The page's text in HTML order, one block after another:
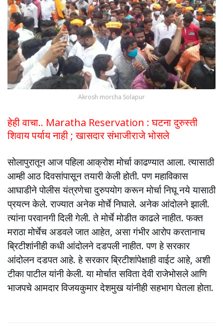
Akrosh morcha Solapur
हेही वाचा.. Maratha Reservation : घटना दुरुस्ती
शिवाय पर्याय नाही ; खासदार संभाजीराजे भोसले
सोलापुरातून आज पहिला आक्रोश मोर्चा काढण्यात आला. त्यासाठी
आम्ही आठ दिवसांपासून तयारी केली होती. पण महाविकास
आघाडीने पोलीस यंत्रणेचा दुरुपयोग करून मोर्चा निघू नये यासाठी
प्रयत्न केले. राज्यात अनेक मोर्चे निघाले. अनेक आंदोलने झाली.
त्यांना परवानगी दिली गेली. ते मोर्चे मोडीत काढले नाहीत. फक्त
मराठा मोर्चेच अडवले जात आहेत, असा गंभीर आरोप करतानाच
ब्रिटीशांनीही कधी आंदोलने दडपली नाहीत. पण हे सरकार
आंदोलन दडपत आहे. हे सरकार ब्रिटीशांपेक्षाही वाईट आहे, अशी
टीका पाटील यांनी केली. या मोर्चात सविता देवी राजेभोसले आणि
भाजपचे आमदार विजयकुमार देशमुख यांनीही सहभाग घेतला होता.